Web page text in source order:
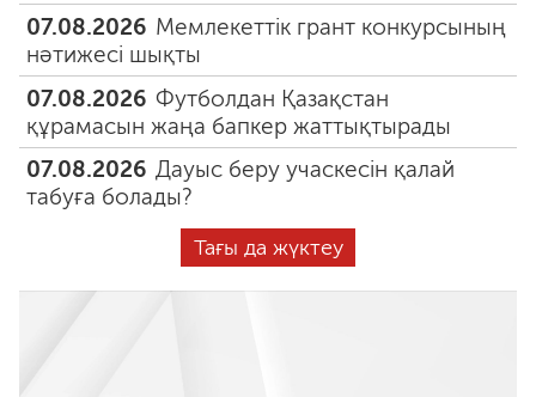
07.08.2026 Мемлекеттік грант конкурсының
нәтижесі шықты
07.08.2026 Футболдан Қазақстан
құрамасын жаңа бапкер жаттықтырады
07.08.2026 Дауыс беру учаскесін қалай
табуға болады?
Тағы да жүктеу